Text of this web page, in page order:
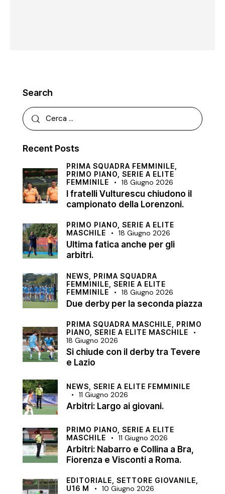
Search
Recent Posts
PRIMA SQUADRA FEMMINILE,
PRIMO PIANO, SERIE A ELITE
FEMMINILE
18 Giugno 2026
I fratelli Vulturescu chiudono il
campionato della Lorenzoni.
PRIMO PIANO, SERIE A ELITE
MASCHILE
18 Giugno 2026
Ultima fatica anche per gli
arbitri.
NEWS, PRIMA SQUADRA
FEMMINILE, SERIE A ELITE
FEMMINILE
18 Giugno 2026
Due derby per la seconda piazza
PRIMA SQUADRA MASCHILE, PRIMO
PIANO, SERIE A ELITE MASCHILE
18 Giugno 2026
Si chiude con il derby tra Tevere
e Lazio
NEWS, SERIE A ELITE FEMMINILE
11 Giugno 2026
Arbitri: Largo ai giovani.
PRIMO PIANO, SERIE A ELITE
MASCHILE
11 Giugno 2026
Arbitri: Nabarro e Collina a Bra,
Fiorenza e Visconti a Roma.
EDITORIALE, SETTORE GIOVANILE,
U16 M
10 Giugno 2026